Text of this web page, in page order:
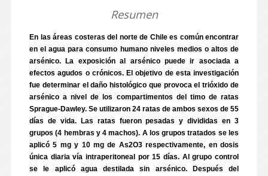
Resumen
En las áreas costeras del norte de Chile es común encontrar
en el agua para consumo humano niveles medios o altos de
arsénico. La exposición al arsénico puede ir asociada a
efectos agudos o crónicos. El objetivo de esta investigación
fue determinar el daño histológico que provoca el trióxido de
arsénico a nivel de los compartimentos del timo de ratas
Sprague-Dawley. Se utilizaron 24 ratas de ambos sexos de 55
días de vida. Las ratas fueron pesadas y divididas en 3
grupos (4 hembras y 4 machos). A los grupos tratados se les
aplicó 5 mg y 10 mg de As2O3 respectivamente, en dosis
única diaria vía intraperitoneal por 15 días. Al grupo control
se le aplicó agua destilada sin arsénico. Después del